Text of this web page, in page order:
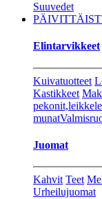
Suuvedet
Elintarvikkeet
Kuivatuotteet
Kastikkeet
munat
Juomat
Kahvit Teet
Urheilujuomat